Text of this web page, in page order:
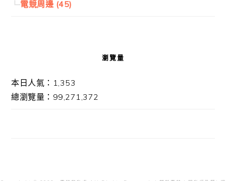
電競周邊 (45)
瀏覽量
本日人氣：1,353
總瀏覽量：99,271,372